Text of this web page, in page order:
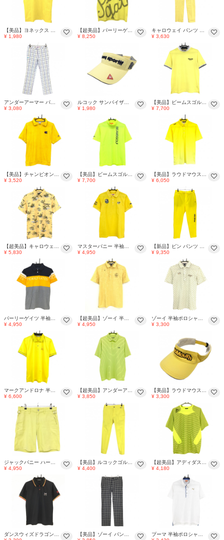
【美品】ヨネックス 半袖ポロシャツ イエロー ストライプ地模様 ロゴ刺しゅう ボタンダウン メンズ M ゴルフウェア YONEX
¥ 1,980
【超美品】パーリーゲイツ 半袖ハイネックシャツ イエロー×ネイビー フロントビッグロゴ メンズ 4(M) ゴルフウェア PEARLY GATES
¥ 8,250
キャロウェイ パンツ イエロー 後ろロゴ メンズ M ゴルフウェア Callaway
¥ 3,630
アンダーアーマー パンツ 白×イエロー×ネイビー チェック メンズ MD ゴルフウェア UNDER ARMOUR
¥ 3,080
ルコック サンバイザー イエロー×ネイビー 立体ロゴ刺しゅう F(55-57㎝) ゴルフウェア le coq sportif
¥ 1,980
【美品】ビームスゴルフ 半袖ハイネックシャツ イエロー×白 メンズ M ゴルフウェア BEAMS GOLF
¥ 7,700
【美品】チャンピオン 襟付き半袖シャツ イエロー パイル地 胸元ロゴ 袖ワッペン メンズ LARGE ゴルフウェア Champion
¥ 3,520
【美品】ビームスゴルフ 半袖ハイネックシャツ 蛍光イエロー ロゴプリント メンズ M ゴルフウェア BEAMS GOLF
¥ 7,700
【美品】ラウドマウス 半袖ポロシャツ イエロー グラデーション ロゴ メンズ M ゴルフウェア LOUDMOUTH
¥ 6,050
【超美品】キャロウェイ 半袖ポロシャツ イエロー×グレー 総柄 動物 ロゴ刺しゅう メンズ M ゴルフウェア Callaway
¥ 5,830
マスターバニー 半袖ポロシャツ イエロー ワッペン メンズ 4(M) ゴルフウェア MASTER BUNNY EDITION
¥ 4,950
【新品】ピン パンツ イエロー ストレッチ ウエスト一部ゴム サイドロゴ メンズ LL ゴルフウェア PING
¥ 9,350
パーリーゲイツ 半袖ポロシャツ ネイビー×イエロー×グレー 胸ロゴ メンズ 4(M) ゴルフウェア PEARLY GATES
¥ 4,950
【超美品】ゾーイ 半袖ポロシャツ イエロー系 花柄地模様 胸刺しゅう メンズ 2(M) ゴルフウェア ZOY
¥ 4,950
ゾーイ 半袖ポロシャツ 白×イエロー×グリーン 花柄風 メンズ 1(S) ゴルフウェア ZOY
¥ 3,300
マークアンドロナ 半袖ポロシャツ イエロー スカル地模様 総柄 ラインストーン メンズ 50(XL) ゴルフウェア MARK＆LONA
¥ 6,600
【超美品】アンダーアーマー 半袖ポロシャツ 蛍光イエロー×黒 ボーダー 胸元ロゴ メンズ XXL ゴルフウェア 大きいサイズ UNDER ARMOUR
¥ 3,850
【美品】ラウドマウス サンバイザー イエロー×黒 立体ロゴ刺しゅう ゴルフウェア LOUDMOUTH
¥ 3,300
ジャックバニー ハーフパンツ イエロー系 ストレッチ メンズ 4(M) ゴルフウェア Jack Bunny
¥ 4,950
【美品】ルコックゴルフ パンツ イエロー 地模様 ストレッチ メンズ 79 ゴルフウェア le coq sportif
¥ 4,400
【超美品】アディダス 半袖スニード イエロー×黒系 ボーダー 星柄地模様 一部メッシュ 薄手 ブルゾン メンズ M ゴルフウェア adidas
¥ 4,180
ダンスウィズドラゴン 半袖ポロシャツ 黒×レッド×イエロー チビドラ 襟・袖ライン メンズ 3(L) ゴルフウェア Dance With Dragon
【美品】ゾーイ パンツ グレー×ダークグレー×ライトイエロー チェック メンズ 85 ゴルフウェア ZOY
プーマ 半袖ポロシャツ 白×イエロー ロゴ刺しゅう 背面プリント メンズ US-S ゴルフウェア PUMA